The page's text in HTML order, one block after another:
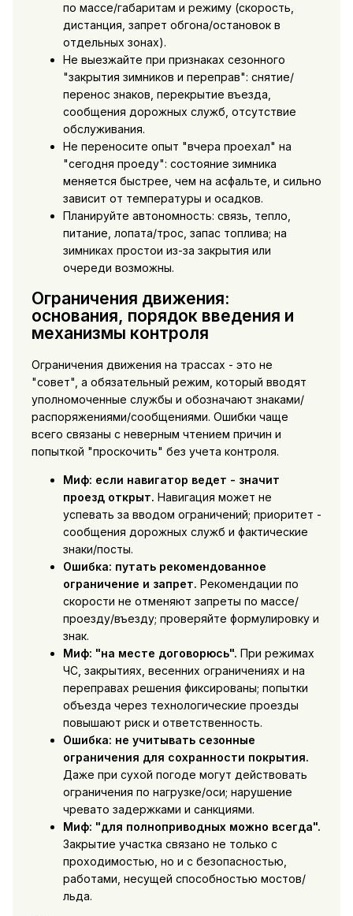
по массе/габаритам и режиму (скорость,
дистанция, запрет обгона/остановок в
отдельных зонах).
Не выезжайте при признаках сезонного
"закрытия зимников и переправ": снятие/
перенос знаков, перекрытие въезда,
сообщения дорожных служб, отсутствие
обслуживания.
Не переносите опыт "вчера проехал" на
"сегодня проеду": состояние зимника
меняется быстрее, чем на асфальте, и сильно
зависит от температуры и осадков.
Планируйте автономность: связь, тепло,
питание, лопата/трос, запас топлива; на
зимниках простои из-за закрытия или
очереди возможны.
Ограничения движения:
основания, порядок введения и
механизмы контроля
Ограничения движения на трассах - это не
"совет", а обязательный режим, который вводят
уполномоченные службы и обозначают знаками/
распоряжениями/сообщениями. Ошибки чаще
всего связаны с неверным чтением причин и
попыткой "проскочить" без учета контроля.
Миф: если навигатор ведет - значит
проезд открыт. Навигация может не
успевать за вводом ограничений; приоритет -
сообщения дорожных служб и фактические
знаки/посты.
Ошибка: путать рекомендованное
ограничение и запрет. Рекомендации по
скорости не отменяют запреты по массе/
проезду/въезду; проверяйте формулировку и
знак.
Миф: "на месте договорюсь". При режимах
ЧС, закрытиях, весенних ограничениях и на
переправах решения фиксированы; попытки
объезда через технологические проезды
повышают риск и ответственность.
Ошибка: не учитывать сезонные
ограничения для сохранности покрытия.
Даже при сухой погоде могут действовать
ограничения по нагрузке/оси; нарушение
чревато задержками и санкциями.
Миф: "для полноприводных можно всегда".
Закрытие участка связано не только с
проходимостью, но и с безопасностью,
работами, несущей способностью мостов/
льда.